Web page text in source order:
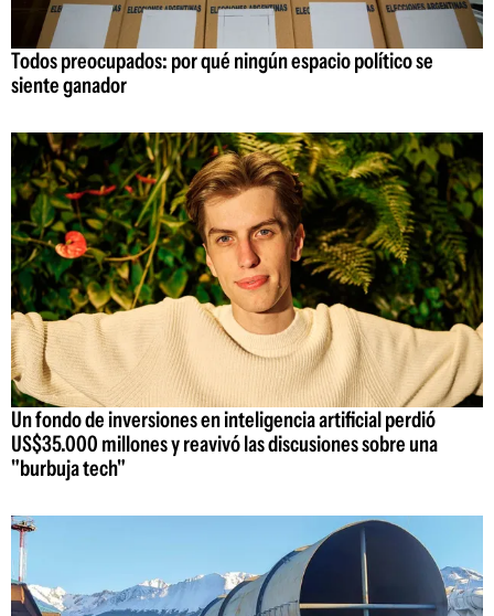
Todos preocupados: por qué ningún espacio político se
siente ganador
Un fondo de inversiones en inteligencia artificial perdió
US$35.000 millones y reavivó las discusiones sobre una
"burbuja tech"